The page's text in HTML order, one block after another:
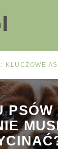
ZGRZEWANIE OPOROWE: KLUCZOWE ASPEKTY, TECHNOLOGIE I ZASTOSOWANIA
PSÓW